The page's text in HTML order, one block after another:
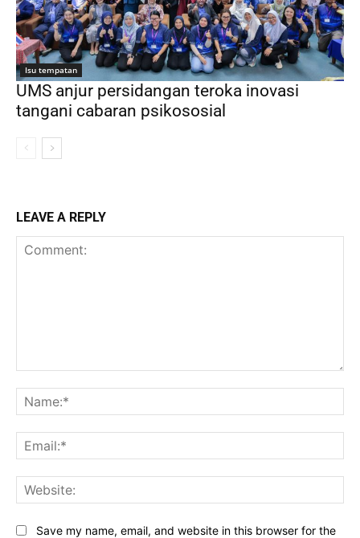
Isu tempatan
UMS anjur persidangan teroka inovasi
tangani cabaran psikososial
LEAVE A REPLY
Save my name, email, and website in this browser for the